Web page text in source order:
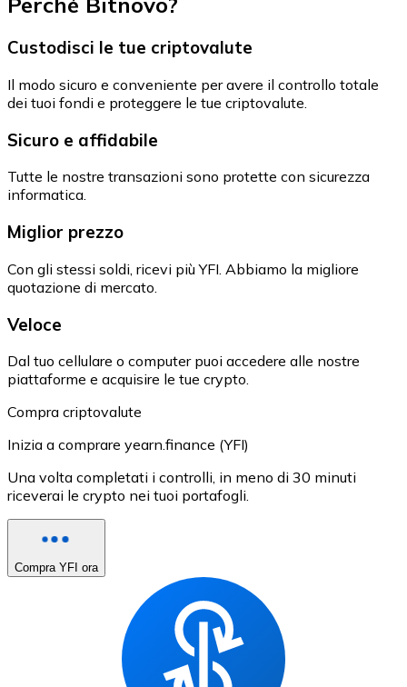
Custodisci le tue criptovalute
Il modo sicuro e conveniente per avere il controllo totale
dei tuoi fondi e proteggere le tue criptovalute.
Sicuro e affidabile
Tutte le nostre transazioni sono protette con sicurezza
informatica.
Miglior prezzo
Con gli stessi soldi, ricevi più YFI. Abbiamo la migliore
quotazione di mercato.
Veloce
Dal tuo cellulare o computer puoi accedere alle nostre
piattaforme e acquisire le tue crypto.
Compra criptovalute
Inizia a comprare yearn.finance (YFI)
Una volta completati i controlli, in meno di 30 minuti
riceverai le crypto nei tuoi portafogli.
Compra YFI ora